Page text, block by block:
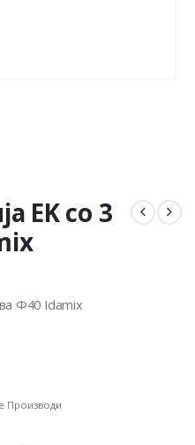
EK со 3
Ф40 Idamix
Производи